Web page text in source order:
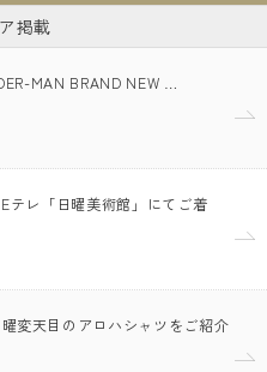
掲載
MAN BRAND NEW …
テレ「日曜美術館」にてご着
変天目のアロハシャツをご紹介